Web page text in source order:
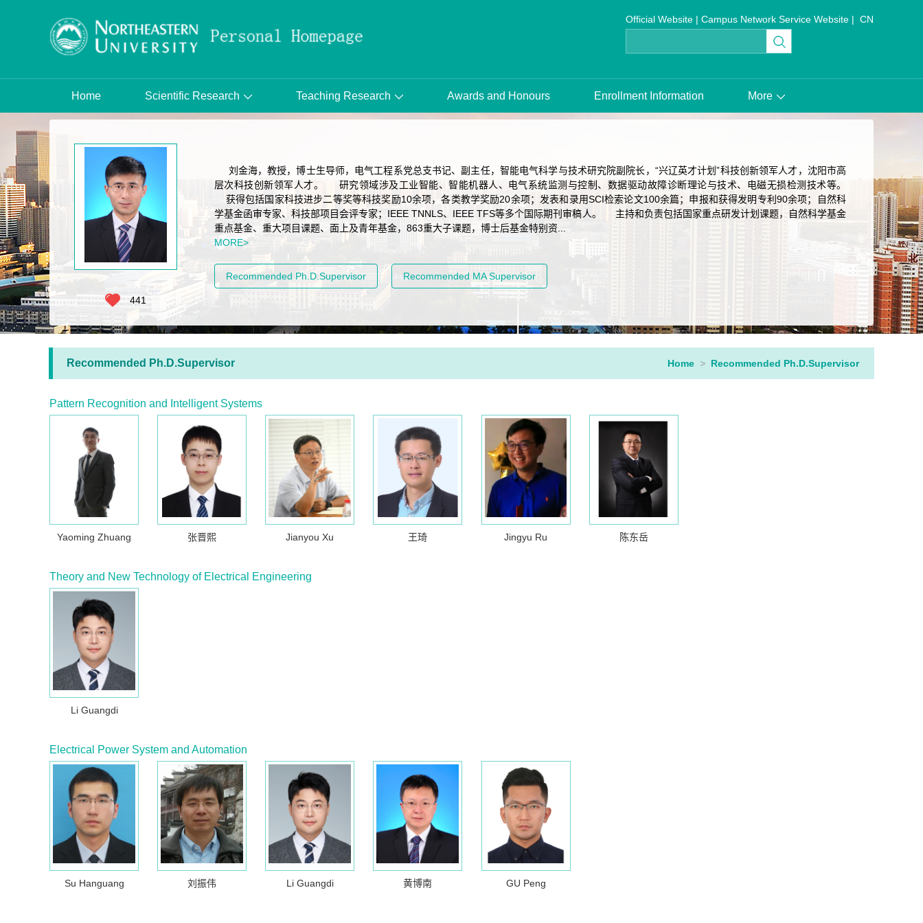
Official Website | Campus Network Service Website | CN
Home Scientific Research Teaching Research Awards and Honours Enrollment Information More
441
刘金海，教授，博士生导师，电气工程系党总支书记、副主任，智能电气科学与技术研究院副院长，“兴辽英才计划”科技创新领军人才，沈阳市高
层次科技创新领军人才。 研究领域涉及工业智能、智能机器人、电气系统监测与控制、数据驱动故障诊断理论与技术、电磁无损检测技术等。
获得包括国家科技进步二等奖等科技奖励10余项，各类教学奖励20余项；发表和录用SCI检索论文100余篇；申报和获得发明专利90余项；自然科
学基金函审专家、科技部项目会评专家；IEEE TNNLS、IEEE TFS等多个国际期刊审稿人。 主持和负责包括国家重点研发计划课题，自然科学基金
重点基金、重大项目课题、面上及青年基金，863重大子课题，博士后基金特别资...
MORE>
Recommended Ph.D.Supervisor Recommended MA Supervisor
Recommended Ph.D.Supervisor Home > Recommended Ph.D.Supervisor
Pattern Recognition and Intelligent Systems
Yaoming Zhuang 张晋熙 Jianyou Xu 王琦 Jingyu Ru 陈东岳
Theory and New Technology of Electrical Engineering
Li Guangdi
Electrical Power System and Automation
Su Hanguang 刘振伟 Li Guangdi 黄博南 GU Peng